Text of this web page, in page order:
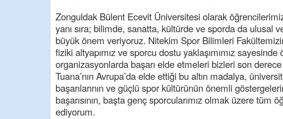
Zonguldak Bülent Ecevit Üniversitesi olarak
yanı sıra; bilimde, sanatta, kültürde ve sporda da ulusal
büyük önem veriyoruz. Nitekim Spor Bilimleri
fiziki altyapımız ve sporcu dostu yaklaşımımız
organizasyonlarda başarı elde etmeleri bizleri son
Tuana’nın Avrupa’da elde ettiği bu altın madalya,
başarılarının ve güçlü spor kültürünün önemli
başarısının, başta genç sporcularımız olmak üzere
ediyorum.